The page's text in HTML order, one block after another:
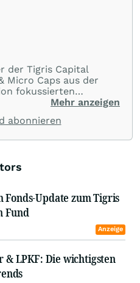
der Tigris Capital
Micro Caps aus der
fokussierten
eine über 10-jährige
zu den absoluten
aufgesetzt, die
hat. Lukas Spang sucht
und Cashflow-
ein Asset-light
und daher attraktive
Mehr anzeigen
abonnieren
Fonds-Update zum Tigris
Fund
Anzeige
& LPKF: Die wichtigsten